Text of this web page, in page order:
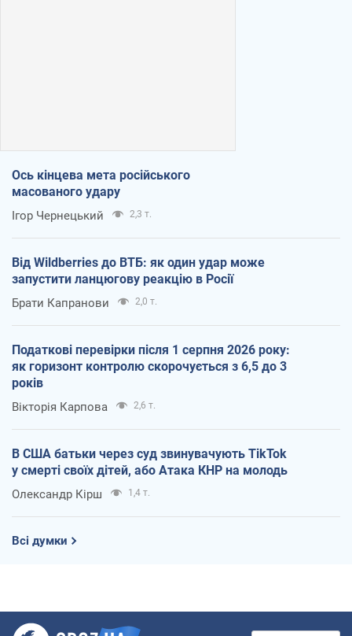
Ось кінцева мета російського
масованого удару
Ігор Чернецький 2,3 т.
Від Wildberries до ВТБ: як один удар може
запустити ланцюгову реакцію в Росії
Брати Капранови 2,0 т.
Податкові перевірки після 1 серпня 2026 року:
як горизонт контролю скорочується з 6,5 до 3
років
Вікторія Карпова 2,6 т.
В США батьки через суд звинувачують TikTok
у смерті своїх дітей, або Атака КНР на молодь
Олександр Кірш 1,4 т.
Всі думки